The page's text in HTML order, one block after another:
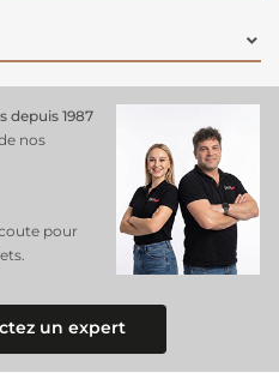
depuis 1987
nos
pour
un expert